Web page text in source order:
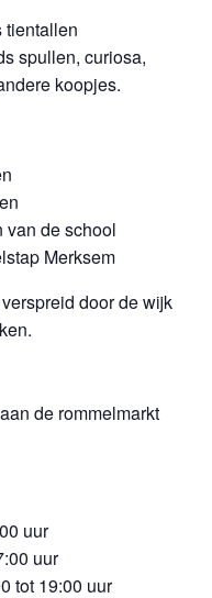
tientallen
spullen, curiosa,
koopjes.
van de school
Merksem
door de wijk
de rommelmarkt
uur
uur
tot 19:00 uur